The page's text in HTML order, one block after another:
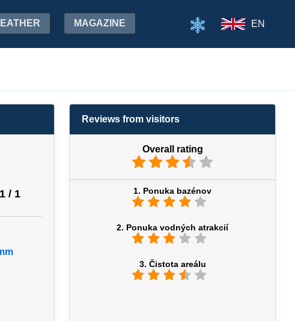
MAGAZINE EN
/ 1
Reviews from visitors
Overall rating
1. Ponuka bazénov
2. Ponuka vodných atrakcií
3. Čistota areálu